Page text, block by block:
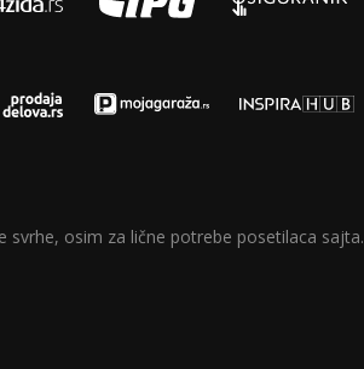
osim za lične potrebe posetilaca sajta.